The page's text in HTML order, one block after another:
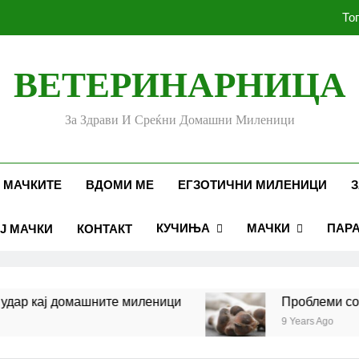
Убоди и угризи од
Стоматолошко здравје
Убоди и угризи од
ВЕТЕРИНАРНИЦА
За Здрави И Среќни Домашни Миленици
МАЧКИТЕ ВДОМИ МЕ ЕГЗОТИЧНИ МИЛЕНИЦИ
МАЧКИ КОНТАКТ КУЧИЊА МАЧКИ
миленици Проблеми со шепите кај
9 Years Ago